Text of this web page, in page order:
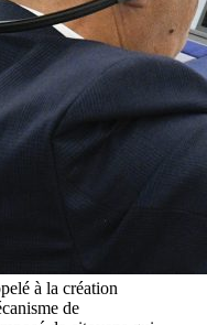
à la création
de